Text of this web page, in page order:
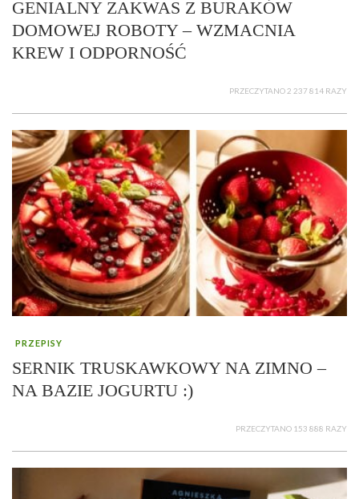
GENIALNY ZAKWAS Z BURAKÓW
DOMOWEJ ROBOTY – WZMACNIA
KREW I ODPORNOŚĆ
PRZECZYTANO 2 237 814 RAZY
PRZEPISY
SERNIK TRUSKAWKOWY NA ZIMNO –
NA BAZIE JOGURTU :)
PRZECZYTANO 153 888 RAZY